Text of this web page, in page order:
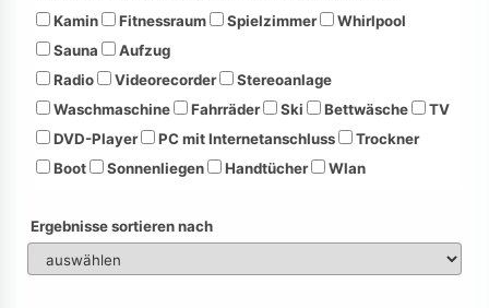
Kamin
Fitnessraum Spielzimmer
Whirlpool
Sauna
Aufzug
Radio
Videorecorder
Stereoanlage
Waschmaschine
Fahrräder Ski Bettwäsche
TV
DVD-Player
PC mit Internetanschluss
Trockner
Boot
Sonnenliegen Handtücher Wlan
Ergebnisse sortieren nach